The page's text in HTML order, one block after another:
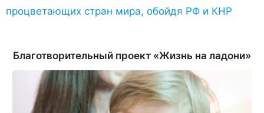
процветающих стран мира, обойдя РФ и КНР
Благотворительный проект «Жизнь на ладони»